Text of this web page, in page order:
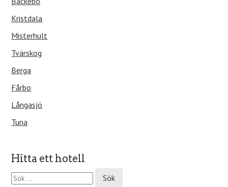
Kristdala
Misterhult
Tvärskog
Berga
Fårbo
Långasjö
Tuna
Hitta ett hotell
S
ö